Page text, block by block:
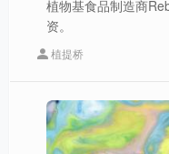
植物基食品制造商
资。
植提桥